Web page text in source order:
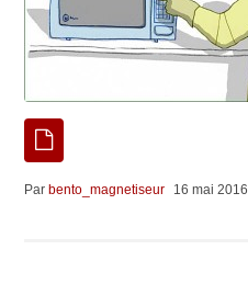
Par bento_magnetiseur 16 mai 2016